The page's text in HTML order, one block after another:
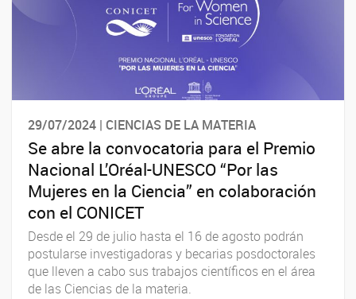
29/07/2024 | CIENCIAS DE LA MATERIA
Se abre la convocatoria para el Premio
Nacional L’Oréal-UNESCO “Por las
Mujeres en la Ciencia” en colaboración
con el CONICET
Desde el 29 de julio hasta el 16 de agosto podrán
postularse investigadoras y becarias posdoctorales
que lleven a cabo sus trabajos científicos en el área
de las Ciencias de la materia.